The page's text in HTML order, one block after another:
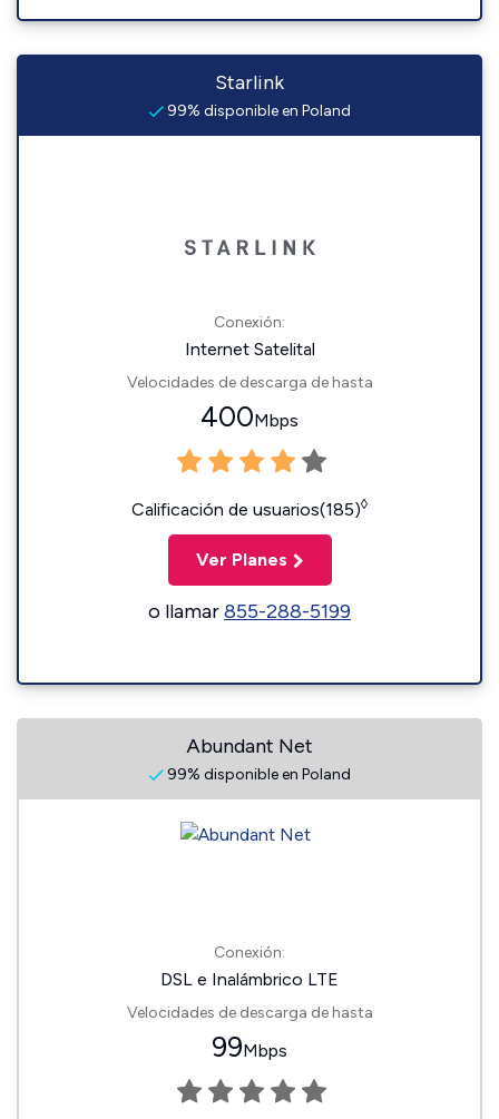
Starlink
99% disponible en Poland
Conexión:
Internet Satelital
Velocidades de descarga de hasta
400Mbps
Calificación de usuarios(185)◊
Ver Planes
o llamar855-288-5199
Abundant Net
99% disponible en Poland
Conexión:
DSL e Inalámbrico LTE
Velocidades de descarga de hasta
99Mbps